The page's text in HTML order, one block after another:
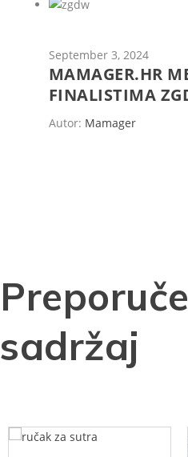
September 3, 2024
MAMAGER.HR
FINALISTIMA
Autor: Mamager
sadržaj